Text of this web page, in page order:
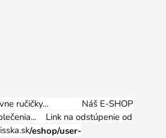
ručičky... Náš E-SHOP
Link na odstúpenie od
/eshop/user-